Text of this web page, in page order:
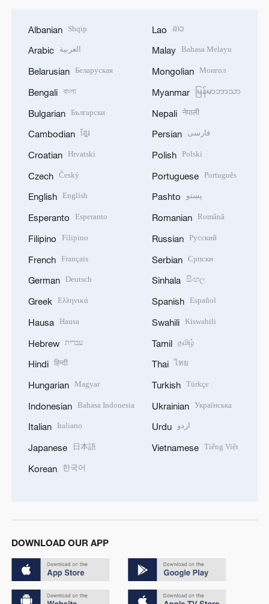
Albanian Shqip
Arabic العربية
Belarusian Беларуская
Bengali বাংলা
Bulgarian Български
Cambodian ខ្មែរ
Croatian Hrvatski
Czech Český
English English
Esperanto Esperanto
Filipino Filipino
French Français
German Deutsch
Greek Ελληνικά
Hausa Hausa
Hebrew עברית
Hindi हिन्दी
Hungarian Magyar
Indonesian Bahasa Indonesia
Italian Italiano
Japanese 日本語
Korean 한국어
Lao ລາວ
Malay Bahasa Melayu
Mongolian Монгол
Myanmar မြန်မာဘာသာ
Nepali नेपाली
Persian فارسی
Polish Polski
Portuguese Português
Pashto پښتو
Romanian Română
Russian Русский
Serbian Српски
Sinhala සිංහල
Spanish Español
Swahili Kiswahili
Tamil தமிழ்
Thai ไทย
Turkish Türkçe
Ukrainian Українська
Urdu اردو
Vietnamese Tiếng Việt
DOWNLOAD OUR APP